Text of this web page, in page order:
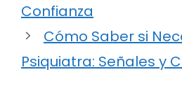
Confianza
Cómo Saber si
Psiquiatra: Señales y